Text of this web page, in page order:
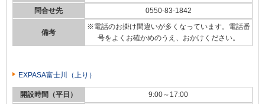
問合せ先
0550-83-1842
備考
※電話のお掛け間違いが多くなっています。電話番
号をよくお確かめのうえ、おかけください。
EXPASA富士川（上り）
開設時間（平日）
9:00～17:00